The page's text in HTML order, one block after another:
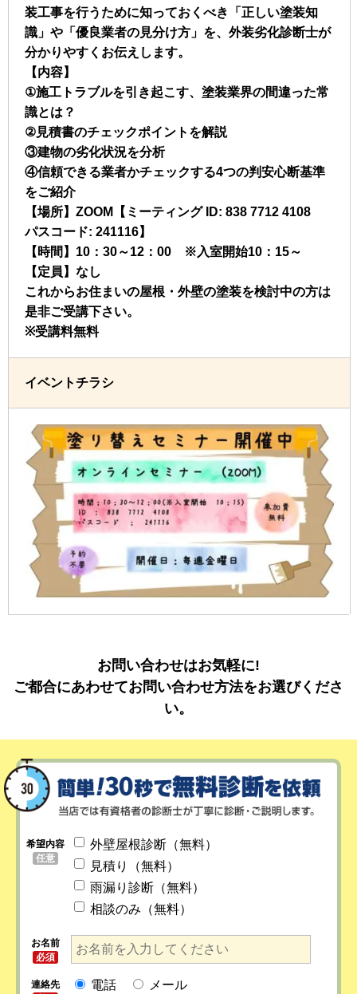
装工事を行うために知っておくべき「正しい塗装知
識」や「優良業者の見分け方」を、外装劣化診断士が
分かりやすくお伝えします。
【内容】
①施工トラブルを引き起こす、塗装業界の間違った常
識とは？
②見積書のチェックポイントを解説
③建物の劣化状況を分析
④信頼できる業者かチェックする4つの判安心断基準
をご紹介
【場所】ZOOM【ミーティング ID: 838 7712 4108
パスコード: 241116】
【時間】10：30～12：00 ※入室開始10：15～
【定員】なし
これからお住まいの屋根・外壁の塗装を検討中の方は
是非ご受講下さい。
※受講料無料
イベントチラシ
お問い合わせはお気軽に!
ご都合にあわせてお問い合わせ方法をお選びくださ
い。
希望内容
任意
外壁屋根診断（無料）
見積り（無料）
雨漏り診断（無料）
相談のみ（無料）
お名前
必須
連絡先
電話 メール